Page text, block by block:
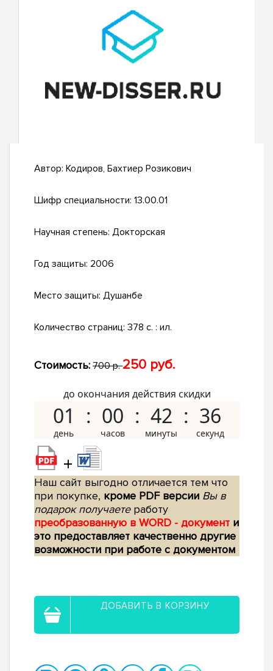
Автор: Кодиров, Бахтиер Розикович
Шифр специальности: 13.00.01
Научная степень: Докторская
Год защиты: 2006
Место защиты: Душанбе
Количество страниц: 378 с. : ил.
Стоимость: 700 р.250 руб.
до окончания действия скидки
01 00 42 35
+
Наш сайт выгодно отличается тем что
при покупке, кроме PDF версии Вы в
подарок получаетеработу
преобразованную в WORD - документ и
это предоставляет качественно другие
возможности при работе с документом
ДОБАВИТЬ В КОРЗИНУ